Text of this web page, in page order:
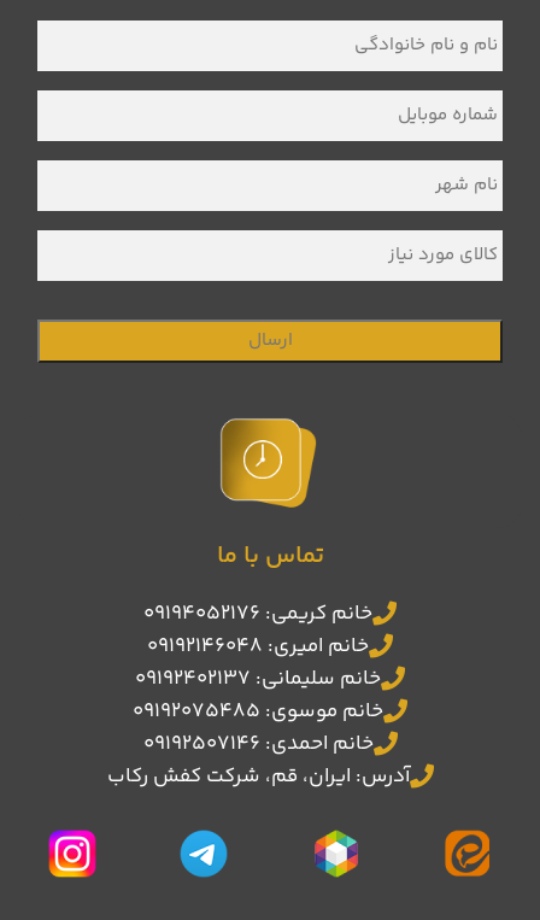
نام
و
نام
خانوادگی
*
شماره
موبایل *
نام
شهر *
کالای
مورد
نیاز
تماس با ما
خانم کریمی: 09194052176
خانم امیری: 09192146048
خانم سلیمانی: 09192402137
خانم موسوی: 09192075485
خانم احمدی: 09192507146
آدرس: ایران، قم، شرکت کفش رکاب